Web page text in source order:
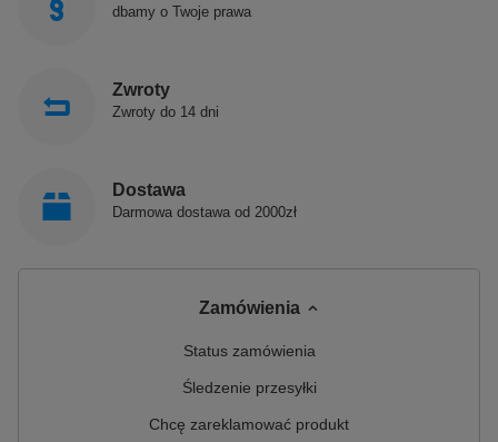
dbamy o Twoje prawa
Zwroty
Zwroty do 14 dni
Dostawa
Darmowa dostawa od 2000zł
Zamówienia
Status zamówienia
Śledzenie przesyłki
Chcę zareklamować produkt